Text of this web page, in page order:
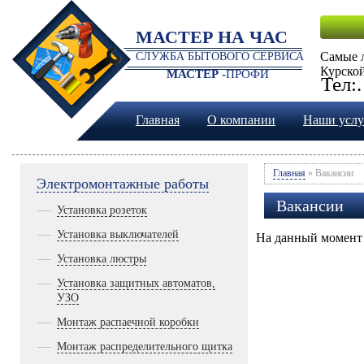
Самые
Главная О компании Наши
МАСТЕР НА ЧАС
СЛУЖБА БЫТОВОГО СЕРВИСА
МАСТЕР -ПРОФИ
Электромонтажные работы
Установка розеток
Установка выключателей
Установка люстры
Установка защитных автоматов,
УЗО
Монтаж распаечной коробки
Монтаж распределительного щитка
Главная » Вакансии
Вакансии
На данный момент